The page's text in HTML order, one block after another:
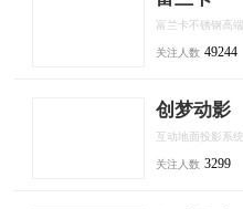
关注人数 49244
创梦动影
关注人数 3299